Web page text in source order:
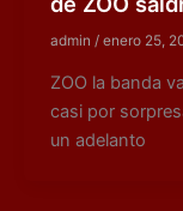
admin / enero 25,
ZOO la banda
casi por
un adelanto